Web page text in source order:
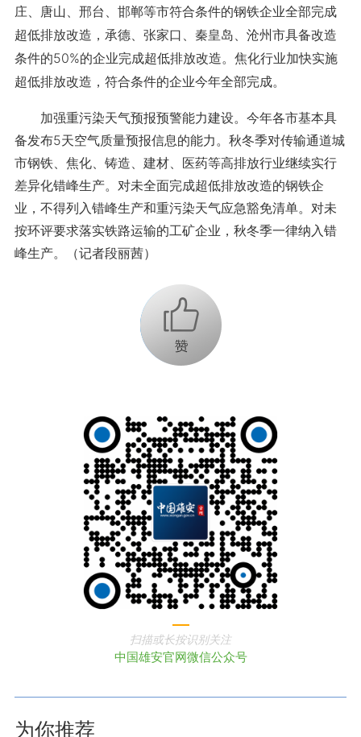
庄、唐山、邢台、邯郸等市符合条件的钢铁企业全部完成
超低排放改造，承德、张家口、秦皇岛、沧州市具备改造
条件的50%的企业完成超低排放改造。焦化行业加快实施
超低排放改造，符合条件的企业今年全部完成。
加强重污染天气预报预警能力建设。今年各市基本具
备发布5天空气质量预报信息的能力。秋冬季对传输通道城
市钢铁、焦化、铸造、建材、医药等高排放行业继续实行
差异化错峰生产。对未全面完成超低排放改造的钢铁企
业，不得列入错峰生产和重污染天气应急豁免清单。对未
按环评要求落实铁路运输的工矿企业，秋冬季一律纳入错
峰生产。（记者段丽茜）
+1
扫描或长按识别关注
中国雄安官网微信公众号
为你推荐